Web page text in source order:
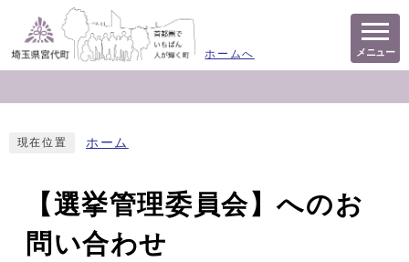
ホームへ メニュー
現在位置 ホーム
【選挙管理委員会】へのお
問い合わせ